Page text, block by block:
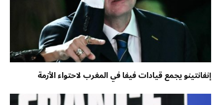
إنفانتينو يجمع قيادات فيفا في المغرب لاحتواء الأزمة